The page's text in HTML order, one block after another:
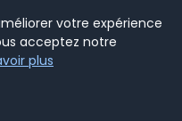
votre expérience
acceptez notre
plus